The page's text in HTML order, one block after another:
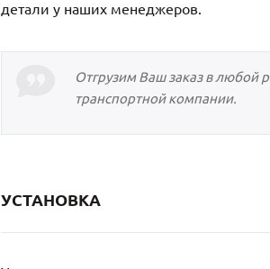
детали у наших менеджеров.
Отгрузим Ваш заказ в любой
транспортной компании.
УСТАНОВКА